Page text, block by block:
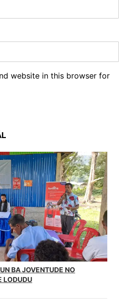
website in this browser for
BA JOVENTUDE NO
LODUDU